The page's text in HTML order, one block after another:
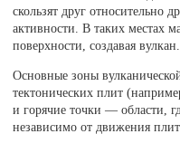
скользят друг относительно
активности. В таких местах
поверхности, создавая вулкан.
Основные зоны
тектонических плит
и горячие точки — области,
независимо от движения